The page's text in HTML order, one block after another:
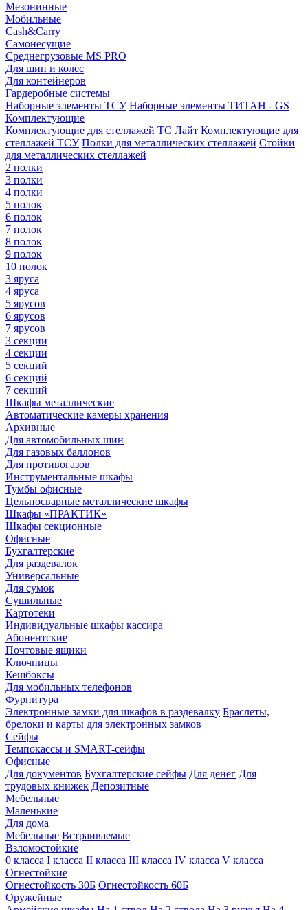
Мезонинные
Мобильные
Cash&Carry
Самонесущие
Среднегрузовые MS PRO
Для шин и колес
Для контейнеров
Гардеробные системы
Наборные элементы ТСУ Наборные элементы ТИТАН - GS
Комплектующие
Комплектующие для стеллажей ТС Лайт Комплектующие для
стеллажей ТСУ Полки для металлических стеллажей Стойки
для металлических стеллажей
2 полки
3 полки
4 полки
5 полок
6 полок
7 полок
8 полок
9 полок
10 полок
3 яруса
4 яруса
5 ярусов
6 ярусов
7 ярусов
3 секции
4 секции
5 секций
6 секций
7 секций
Шкафы металлические
Автоматические камеры хранения
Архивные
Для автомобильных шин
Для газовых баллонов
Для противогазов
Инструментальные шкафы
Тумбы офисные
Цельносварные металлические шкафы
Шкафы «ПРАКТИК»
Шкафы секционные
Офисные
Бухгалтерские
Для раздевалок
Универсальные
Для сумок
Сушильные
Картотеки
Индивидуальные шкафы кассира
Абонентские
Почтовые ящики
Ключницы
Кешбоксы
Для мобильных телефонов
Фурнитура
Электронные замки для шкафов в раздевалку Браслеты,
брелоки и карты для электронных замков
Сейфы
Темпокассы и SMART-сейфы
Офисные
Для документов Бухгалтерские сейфы Для денег Для
трудовых книжек Депозитные
Мебельные
Маленькие
Для дома
Мебельные Встраиваемые
Взломостойкие
0 класса I класса II класса III класса IV класса V класса
Огнестойкие
Огнестойкость 30Б Огнестойкость 60Б
Оружейные